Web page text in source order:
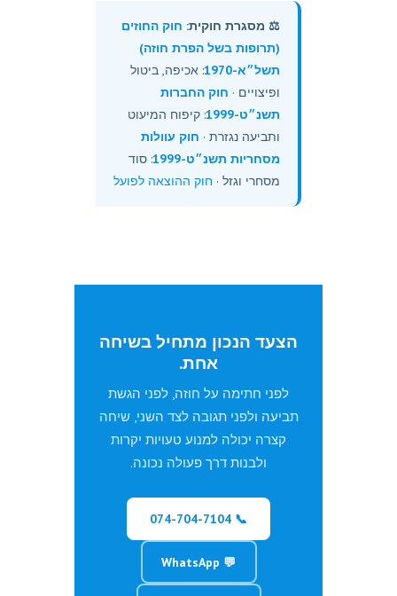
⚖️ מסגרת חוקית: חוק החוזים
(תרופות בשל הפרת חוזה)
תשל״א-1970
: אכיפה, ביטול
ופיצויים · חוק החברות
תשנ״ט-1999
: קיפוח המיעוט
ותביעה נגזרת · חוק עוולות
מסחריות תשנ״ט-1999
: סוד
מסחרי וגזל · חוק ההוצאה לפועל
הצעד הנכון מתחיל בשיחה
אחת.
לפני חתימה על חוזה, לפני הגשת
תביעה ולפני תגובה לצד השני, שיחה
קצרה יכולה למנוע טעויות יקרות
ולבנות דרך פעולה נכונה.
📞 074-704-7104
💬 WhatsApp